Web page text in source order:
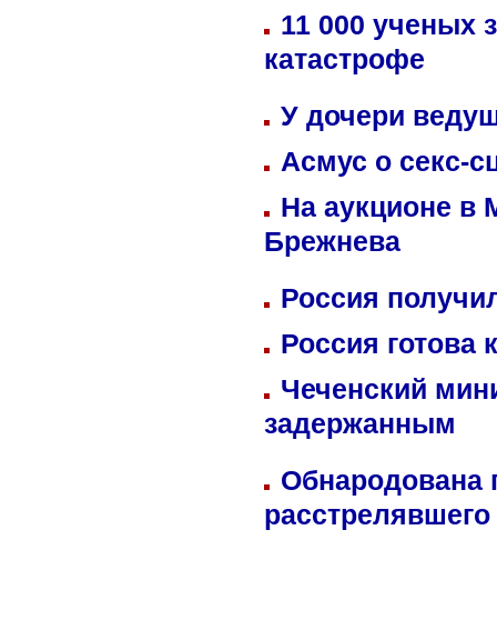
11 000 ученых
катастрофе
У дочери
Асмус о секс-
На аукционе в
Брежнева
Россия
Россия готова
Чеченский
задержанным
Обнародована